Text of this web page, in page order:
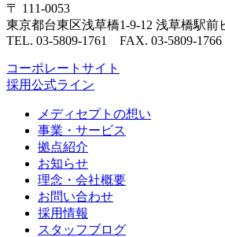
〒 111-0053
東京都台東区浅草橋1-9-12 浅草橋駅前
TEL. 03-5809-1761 FAX. 03-5809-1766
コーポレートサイト
採用公式ライン
メディセプトの想い
事業・サービス
拠点紹介
お知らせ
理念・会社概要
お問い合わせ
採用情報
スタッフブログ